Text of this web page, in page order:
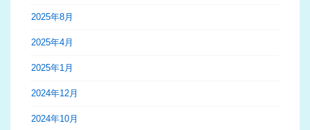
2025年8月
2025年4月
2025年1月
2024年12月
2024年10月